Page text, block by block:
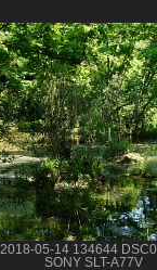
2018-05-14 134644
SONY SLT-A77V